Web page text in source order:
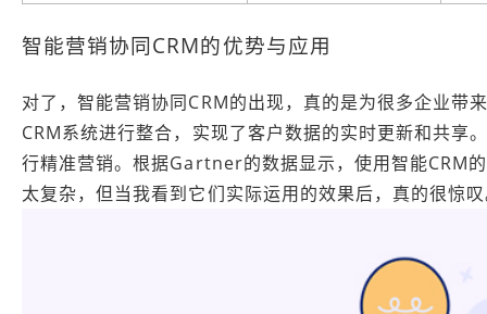
智能营销协同CRM的优势与应用
对了，智能营销协同CRM的出现，真的是为很多企业带
CRM系统进行整合，实现了客户数据的实时更新和共享
行精准营销。根据Gartner的数据显示，使用智能CRM
太复杂，但当我看到它们实际运用的效果后，真的很惊